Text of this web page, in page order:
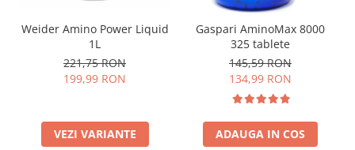
Weider Amino Power Liquid
1L
221,75 RON
199,99 RON
VEZI VARIANTE
Gaspari AminoMax 8000
325 tablete
145,59 RON
134,99 RON
ADAUGA IN COS